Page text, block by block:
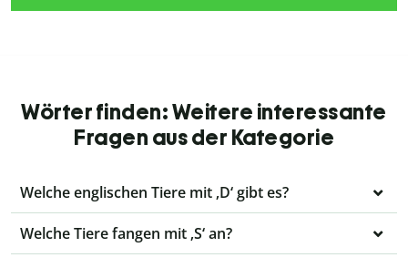
Wörter finden: Weitere interessante
Fragen aus der Kategorie
Welche englischen Tiere mit ‚D‘ gibt es?
Welche Tiere fangen mit ‚S‘ an?